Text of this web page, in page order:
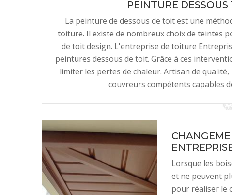
PEINTURE
La peinture de dessous de toit est une
toiture. Il existe de nombreux choix de teintes
de toit design. L'entreprise de toiture
peintures dessous de toit. Grâce à ces
limiter les pertes de chaleur. Artisan de
couvreurs compétents capables
Lorsque les
et ne peuvent
pour réaliser le